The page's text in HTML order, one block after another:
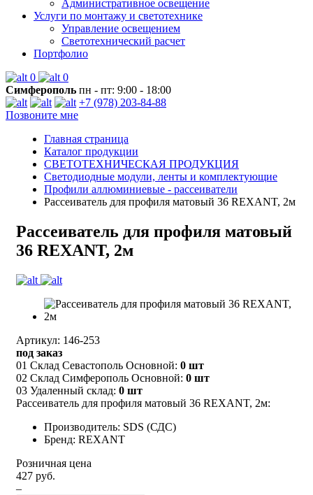
Административное освещение
Услуги по монтажу и светотехнике
Управление освещением
Светотехнический расчет
Портфолио
0
0
Симферополь пн - пт: 9:00 - 18:00
+7 (978) 203-84-88
Позвоните мне
Главная страница
Каталог продукции
СВЕТОТЕХНИЧЕСКАЯ ПРОДУКЦИЯ
Светодиодные модули, ленты и комплектующие
Профили аллюминиевые - рассеиватели
Рассеиватель для профиля матовый 36 REXANT, 2м
Рассеиватель для профиля матовый
36 REXANT, 2м
Артикул: 146-253
под заказ
01 Склад Севастополь Основной: 0 шт
02 Склад Симферополь Основной: 0 шт
03 Удаленный склад: 0 шт
Рассеиватель для профиля матовый 36 REXANT, 2м:
Производитель: SDS (СДС)
Бренд: REXANT
Розничная цена
427 руб.
–